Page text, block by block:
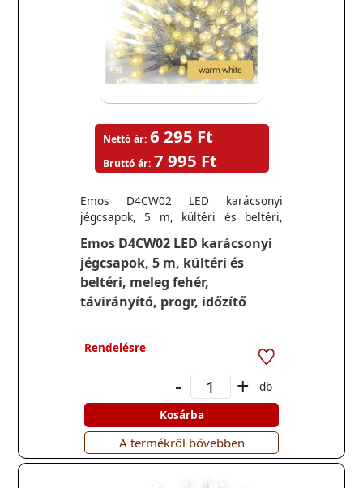
Emos D4CW02 LED karácsonyi
jégcsapok, 5 m, kültéri és
beltéri, meleg fehér,
távirányító, progr, időzítő
Emos D4CW02 LED karácsonyi
jégcsapok, 5 m, kültéri és beltéri,
Nettó ár: 6 295 Ft
Bruttó ár: 7 995 Ft
Rendelésre
- +
db
Kosárba
A termékről bővebben